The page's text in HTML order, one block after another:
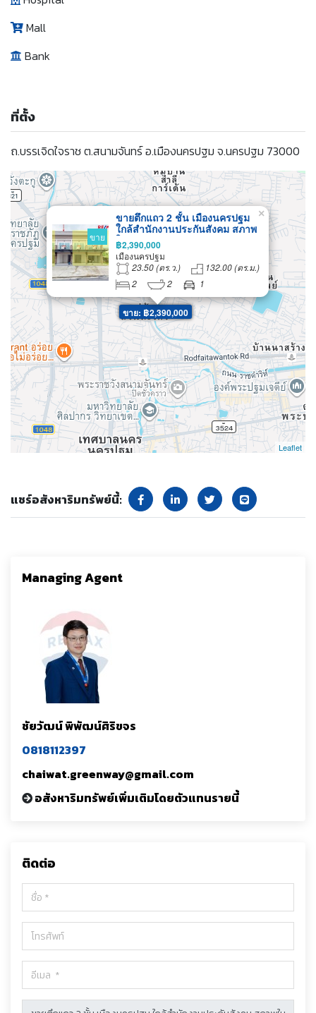
Mall
Bank
ที่ตั้ง
ถ.บรรเจิดใจราช ต.สนามจันทร์ อ.เมืองนครปฐม จ.นครปฐม 73000
ขาย: ฿2,390,000
ขาย
ขายตึกแถว 2 ชั้น เมืองนครปฐม
ใกล้สำนักงานประกันสังคม สภาพ
ใหม่
฿2,390,000
เมืองนครปฐม
23.50 (ตร.ว.)
132.00 (ตร.ม.)
2
2 1
×
Leaflet
แชร์อสังหาริมทรัพย์นี้:
Managing Agent
ชัยวัฒน์ พิพัฒน์ศิริขจร
0818112397
chaiwat.greenway@gmail.com
อสังหาริมทรัพย์เพิ่มเติมโดยตัวแทนรายนี้
ติดต่อ